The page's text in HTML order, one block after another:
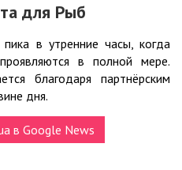
для Рыб
в утренние часы, когда
в полной мере.
благодаря партнёрским
дня.
в Google News